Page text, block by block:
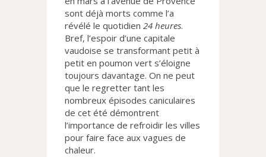
sont déjà morts comme l’a
révélé le quotidien 24 heures.
Bref, l’espoir d’une capitale
vaudoise se transformant petit à
petit en poumon vert s’éloigne
toujours davantage. On ne peut
que le regretter tant les
nombreux épisodes caniculaires
de cet été démontrent
l’importance de refroidir les villes
pour faire face aux vagues de
chaleur.